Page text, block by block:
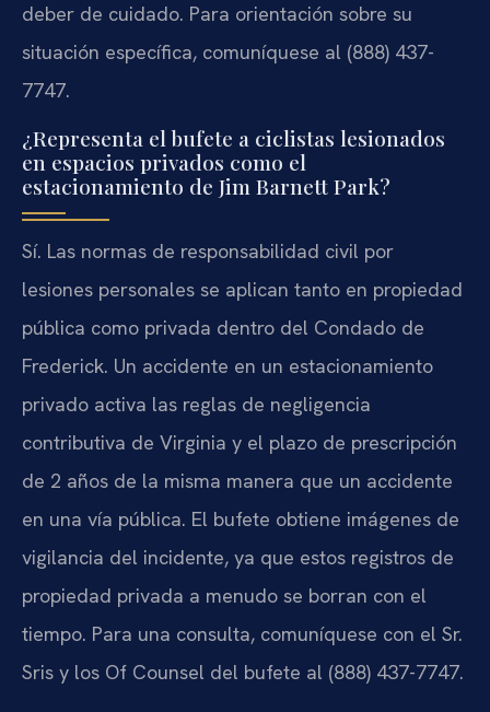
deber de cuidado. Para orientación sobre su
situación específica, comuníquese al (888) 437-
7747.
¿Representa el bufete a ciclistas lesionados
en espacios privados como el
estacionamiento de Jim Barnett Park?
Sí. Las normas de responsabilidad civil por
lesiones personales se aplican tanto en propiedad
pública como privada dentro del Condado de
Frederick. Un accidente en un estacionamiento
privado activa las reglas de negligencia
contributiva de Virginia y el plazo de prescripción
de 2 años de la misma manera que un accidente
en una vía pública. El bufete obtiene imágenes de
vigilancia del incidente, ya que estos registros de
propiedad privada a menudo se borran con el
tiempo. Para una consulta, comuníquese con el Sr.
Sris y los Of Counsel del bufete al (888) 437-7747.